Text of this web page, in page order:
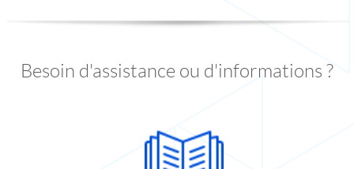
Besoin d'assistance ou d'informations ?